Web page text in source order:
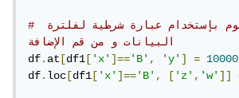
# هذه الطريقة تقوم بإستخدام عبارة شرطية لفلترة
البيانات و من قم الإضافة
df.at [df1 ['x']=='B', 'y'] =
10000
df.loc [df1 ['x']=='B', ['z','w']]